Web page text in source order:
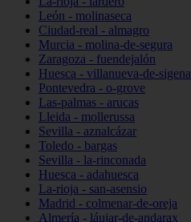
León - molinaseca
Ciudad-real - almagro
Murcia - molina-de-segura
Zaragoza - fuendejalón
Huesca - villanueva-de-sigena
Pontevedra - o-grove
Las-palmas - arucas
Lleida - mollerussa
Sevilla - aznalcázar
Toledo - bargas
Sevilla - la-rinconada
Huesca - adahuesca
La-rioja - san-asensio
Madrid - colmenar-de-oreja
Almería - láujar-de-andarax